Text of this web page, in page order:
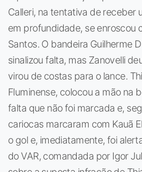
Calleri, na tentativa de receber
em profundidade, se enroscou
Santos. O bandeira Guilherme
sinalizou falta, mas Zanovelli
virou de costas para o lance.
Fluminense, colocou a mão na
falta que não foi marcada e,
cariocas marcaram com Kauã
o gol e, imediatamente, foi
do VAR, comandada por Igor